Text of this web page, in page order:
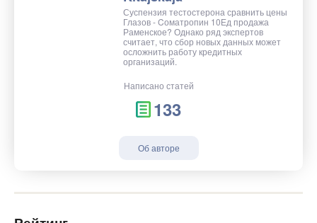
Суспензия тестостерона сравнить цены
Глазов - Cоматропин 10Ед продажа
Раменское? Однако ряд экспертов
считает, что сбор новых данных может
осложнить работу кредитных
организаций.
Написано статей
133
Об авторе